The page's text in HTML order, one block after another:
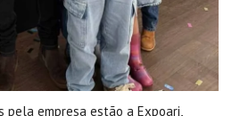
empresa estão a Expoari,